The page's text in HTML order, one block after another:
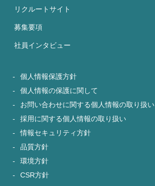
リクルートサイト
募集要項
社員インタビュー
個人情報保護方針
個人情報の保護に関して
お問い合わせに関する個人情報の取り扱い
採用に関する個人情報の取り扱い
情報セキュリティ方針
品質方針
環境方針
CSR方針